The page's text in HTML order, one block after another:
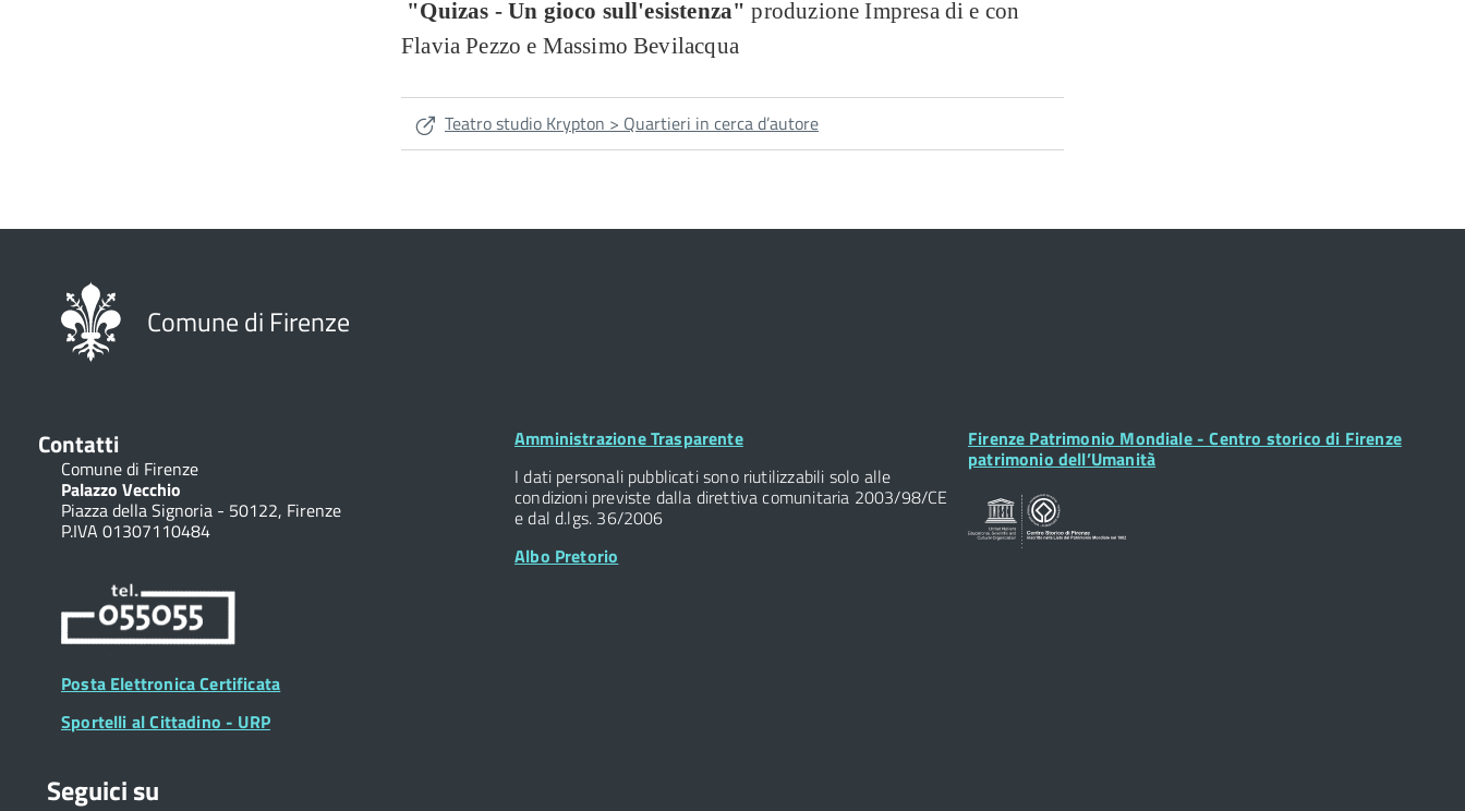
"Quizas - Un gioco sull'esistenza" produzione Impresa di e con
Flavia Pezzo e Massimo Bevilacqua
Teatro studio Krypton > Quartieri in cerca d’autore
Comune di Firenze
Contatti
Comune di Firenze
Palazzo Vecchio
Piazza della Signoria - 50122, Firenze
P.IVA 01307110484
Posta Elettronica Certificata
Sportelli al Cittadino - URP
Footer
Amministrazione Trasparente
I dati personali pubblicati sono riutilizzabili solo alle
condizioni previste dalla direttiva comunitaria 2003/98/CE
e dal d.lgs. 36/2006
Albo Pretorio
Footer
Widget
Firenze Patrimonio Mondiale - Centro storico di Firenze
patrimonio dell’Umanità
Seguici su